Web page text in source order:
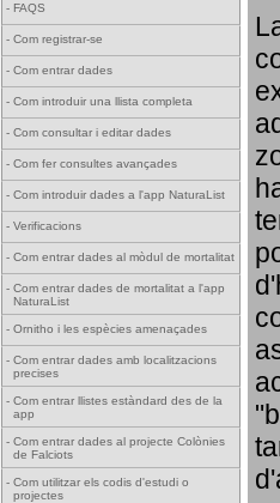
- FAQS
- Com registrar-se
- Com entrar dades
- Com introduir una llista completa
- Com consultar i editar dades
- Com fer consultes avançades
- Com introduir dades a l'app NaturaList
- Verificacions
- Com entrar dades al mòdul de mortalitat
- Com entrar dades de mortalitat a l'app
NaturaList
- Ornitho i les espècies amenaçades
- Com entrar dades amb localitzacions
precises
- Com entrar llistes estàndard des de la
app
- Com entrar dades al projecte Colònies
de Falciots
- Com utilitzar els codis d'estudi o
projectes